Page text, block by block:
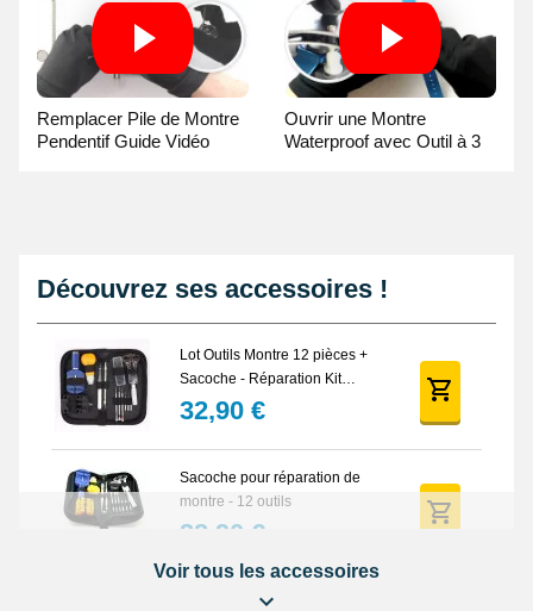
Remplacer Pile de Montre
Pendentif Guide Vidéo
Ouvrir une Montre
Waterproof avec Outil à 3
Découvrez ses accessoires !
Lot Outils Montre 12 pièces +
Sacoche - Réparation Kit
Horlogerie
32,90 €
Sacoche pour réparation de
montre - 12 outils
32,90 €
Lubrijoint – Graisse pour Joint
Voir tous les accessoires